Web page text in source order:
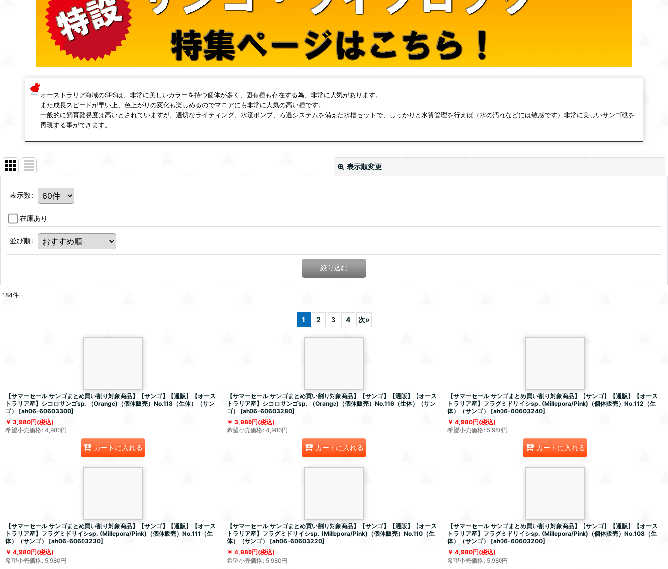
オーストラリア海域のSPSは、非常に美しいカラーを持つ個体が多く、固有種も存在する為、非常に人気があります。
また成長スピードが早い上、色上がりの変化も楽しめるのでマニアにも非常に人気の高い種です。
一般的に飼育難易度は高いとされていますが、適切なライティング、水流ポンプ、ろ過システムを備えた水槽セットで、しっかりと水質管理を行えば（水の汚れなどには敏感です）非常に美しいサンゴ礁を
再現する事ができます。
表示順変更
表示数:
在庫あり
並び順:
絞り込む
184件
1 2 3 4 次»
【サマーセール サンゴまとめ買い割り対象商品】【サンゴ】【通販】【オース
トラリア産】シコロサンゴsp. （Orange)（個体販売）No.118（生体）（サン
ゴ）
[ah06-60603300]
3,980円(税込)
希望小売価格: 4,980円
カートに入れる
【サマーセール サンゴまとめ買い割り対象商品】【サンゴ】【通販】【オース
トラリア産】シコロサンゴsp. （Orange)（個体販売）No.116（生体）（サン
ゴ）
[ah06-60603280]
3,980円(税込)
希望小売価格: 4,980円
カートに入れる
【サマーセール サンゴまとめ買い割り対象商品】【サンゴ】【通販】【オース
トラリア産】フラグミドリイシsp. (Millepora/Pink)（個体販売）No.112（生
体）（サンゴ）
[ah06-60603240]
4,980円(税込)
希望小売価格: 5,980円
カートに入れる
【サマーセール サンゴまとめ買い割り対象商品】【サンゴ】【通販】【オース
トラリア産】フラグミドリイシsp. (Millepora/Pink)（個体販売）No.111（生
体）（サンゴ）
[ah06-60603230]
4,980円(税込)
希望小売価格: 5,980円
【サマーセール サンゴまとめ買い割り対象商品】【サンゴ】【通販】【オース
トラリア産】フラグミドリイシsp. (Millepora/Pink)（個体販売）No.110（生
体）（サンゴ）
[ah06-60603220]
4,980円(税込)
希望小売価格: 5,980円
【サマーセール サンゴまとめ買い割り対象商品】【サンゴ】【通販】【オース
トラリア産】フラグミドリイシsp. (Millepora/Pink)（個体販売）No.108（生
体）（サンゴ）
[ah06-60603200]
4,980円(税込)
希望小売価格: 5,980円